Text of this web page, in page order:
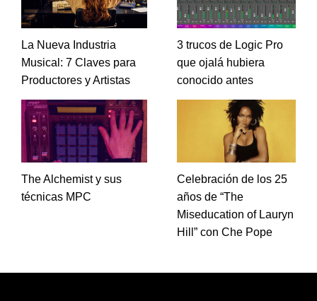
La Nueva Industria
Musical: 7 Claves para
Productores y Artistas
3 trucos de Logic Pro
que ojalá hubiera
conocido antes
The Alchemist y sus
técnicas MPC
Celebración de los 25
años de “The
Miseducation of Lauryn
Hill” con Che Pope